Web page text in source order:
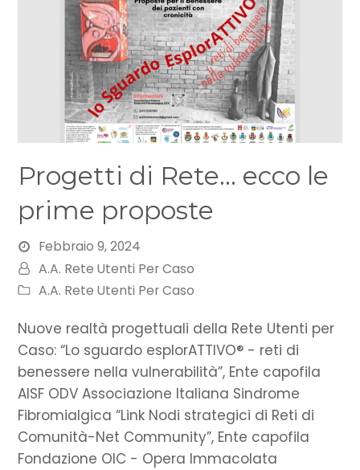
Progetti di Rete… ecco le
prime proposte
Febbraio 9, 2024
A.A. Rete Utenti Per Caso
A.A. Rete Utenti Per Caso
Nuove realtà progettuali della Rete Utenti per
Caso: “Lo sguardo esplorATTIVO® - reti di
benessere nella vulnerabilità”, Ente capofila
AISF ODV Associazione Italiana Sindrome
Fibromialgica “Link Nodi strategici di Reti di
Comunità-Net Community”, Ente capofila
Fondazione OIC - Opera Immacolata